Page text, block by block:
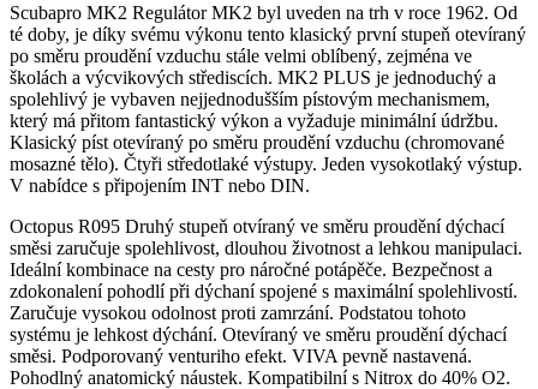
Scubapro MK2 Regulátor MK2 byl uveden na trh v roce 1962. Od
té doby, je díky svému výkonu tento klasický první stupeň otevíraný
po směru proudění vzduchu stále velmi oblíbený, zejména ve
školách a výcvikových střediscích. MK2 PLUS je jednoduchý a
spolehlivý je vybaven nejjednodušším pístovým mechanismem,
který má přitom fantastický výkon a vyžaduje minimální údržbu.
Klasický píst otevíraný po směru proudění vzduchu (chromované
mosazné tělo). Čtyři středotlaké výstupy. Jeden vysokotlaký výstup.
V nabídce s připojením INT nebo DIN.
Octopus R095 Druhý stupeň otvíraný ve směru proudění dýchací
směsi zaručuje spolehlivost, dlouhou životnost a lehkou manipulaci.
Ideální kombinace na cesty pro náročné potápěče. Bezpečnost a
zdokonalení pohodlí při dýchaní spojené s maximální spolehlivostí.
Zaručuje vysokou odolnost proti zamrzání. Podstatou tohoto
systému je lehkost dýchání. Otevíraný ve směru proudění dýchací
směsi. Podporovaný venturiho efekt. VIVA pevně nastavená.
Pohodlný anatomický náustek. Kompatibilní s Nitrox do 40% O2.